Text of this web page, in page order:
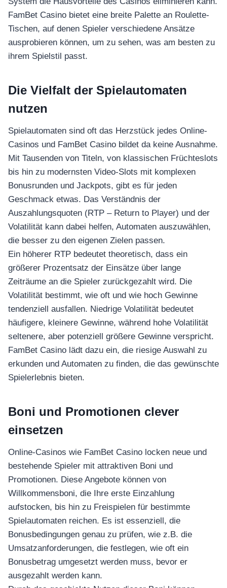
FamBet Casino bietet eine breite Palette an Roulette-
Tischen, auf denen Spieler verschiedene Ansätze
ausprobieren können, um zu sehen, was am besten zu
ihrem Spielstil passt.
Die Vielfalt der Spielautomaten
nutzen
Spielautomaten sind oft das Herzstück jedes Online-
Casinos und FamBet Casino bildet da keine Ausnahme.
Mit Tausenden von Titeln, von klassischen Früchteslots
bis hin zu modernsten Video-Slots mit komplexen
Bonusrunden und Jackpots, gibt es für jeden
Geschmack etwas. Das Verständnis der
Auszahlungsquoten (RTP – Return to Player) und der
Volatilität kann dabei helfen, Automaten auszuwählen,
die besser zu den eigenen Zielen passen.
Ein höherer RTP bedeutet theoretisch, dass ein
größerer Prozentsatz der Einsätze über lange
Zeiträume an die Spieler zurückgezahlt wird. Die
Volatilität bestimmt, wie oft und wie hoch Gewinne
tendenziell ausfallen. Niedrige Volatilität bedeutet
häufigere, kleinere Gewinne, während hohe Volatilität
seltenere, aber potenziell größere Gewinne verspricht.
FamBet Casino lädt dazu ein, die riesige Auswahl zu
erkunden und Automaten zu finden, die das gewünschte
Spielerlebnis bieten.
Boni und Promotionen clever
einsetzen
Online-Casinos wie FamBet Casino locken neue und
bestehende Spieler mit attraktiven Boni und
Promotionen. Diese Angebote können von
Willkommensboni, die Ihre erste Einzahlung
aufstocken, bis hin zu Freispielen für bestimmte
Spielautomaten reichen. Es ist essenziell, die
Bonusbedingungen genau zu prüfen, wie z.B. die
Umsatzanforderungen, die festlegen, wie oft ein
Bonusbetrag umgesetzt werden muss, bevor er
ausgezahlt werden kann.